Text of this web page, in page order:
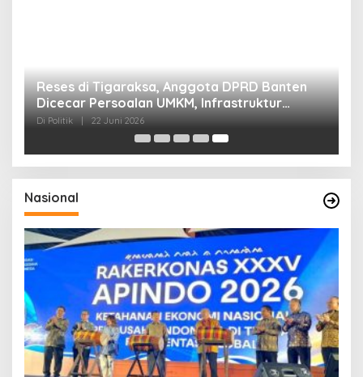
Reses di Tigaraksa, Anggota DPRD Banten
Dicecar Persoalan UMKM, Infrastruktur
Hingga Persampahan
Di Politik 22 Juni 2026
Nasional